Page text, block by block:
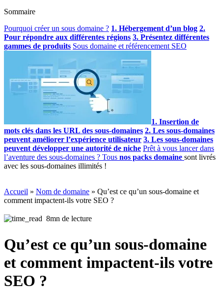
Sommaire
Pourquoi créer un sous domaine ? 1. Hébergement d’un blog 2.
Pour répondre aux différentes régions 3. Présentez différentes
gammes de produits Sous domaine et référencement SEO
1. Insertion de
mots clés dans les URL des sous-domaines 2. Les sous-domaines
peuvent améliorer l’expérience utilisateur 3. Les sous-domaines
peuvent développer une autorité de niche Prêt à vous lancer dans
l’aventure des sous-domaines ? Tous nos packs domaine sont livrés
avec les sous-domaines illimités !
Accueil » Nom de domaine » Qu’est ce qu’un sous-domaine et
comment impactent-ils votre SEO ?
8mn de lecture
Qu’est ce qu’un sous-domaine
et comment impactent-ils votre
SEO ?